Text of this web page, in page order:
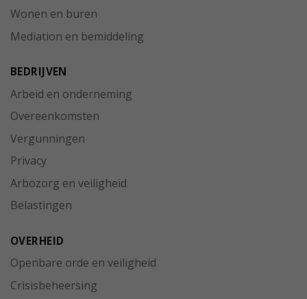
Wonen en buren
Mediation en bemiddeling
BEDRIJVEN
Arbeid en onderneming
Overeenkomsten
Vergunningen
Privacy
Arbozorg en veiligheid
Belastingen
OVERHEID
Openbare orde en veiligheid
Crisisbeheersing